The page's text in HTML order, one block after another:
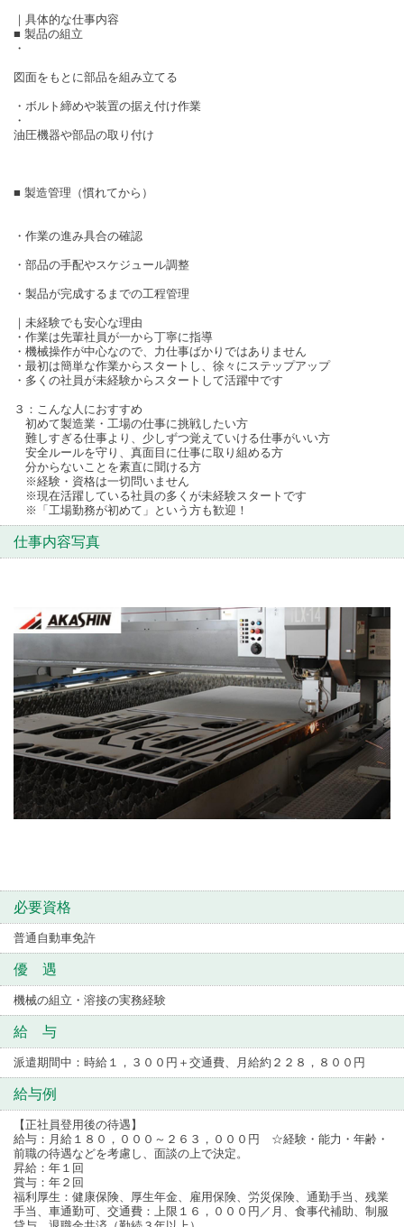
｜具体的な仕事内容
■ 製品の組立
・
図面をもとに部品を組み立てる
・ボルト締めや装置の据え付け作業
・
油圧機器や部品の取り付け
■ 製造管理（慣れてから）
・作業の進み具合の確認
・部品の手配やスケジュール調整
・製品が完成するまでの工程管理
｜未経験でも安心な理由
・作業は先輩社員が一から丁寧に指導
・機械操作が中心なので、力仕事ばかりではありません
・最初は簡単な作業からスタートし、徐々にステップアップ
・多くの社員が未経験からスタートして活躍中です
３：こんな人におすすめ
初めて製造業・工場の仕事に挑戦したい方
難しすぎる仕事より、少しずつ覚えていける仕事がいい方
安全ルールを守り、真面目に仕事に取り組める方
分からないことを素直に聞ける方
※経験・資格は一切問いません
※現在活躍している社員の多くが未経験スタートです
※「工場勤務が初めて」という方も歓迎！
仕事内容写真
必要資格
普通自動車免許
優 遇
機械の組立・溶接の実務経験
給 与
派遣期間中：時給１，３００円＋交通費、月給約２２８，８００円
給与例
【正社員登用後の待遇】
給与：月給１８０，０００～２６３，０００円 ☆経験・能力・年齢・
前職の待遇などを考慮し、面談の上で決定。
昇給：年１回
賞与：年２回
福利厚生：健康保険、厚生年金、雇用保険、労災保険、通勤手当、残業
手当、車通勤可、交通費：上限１６，０００円／月、食事代補助、制服